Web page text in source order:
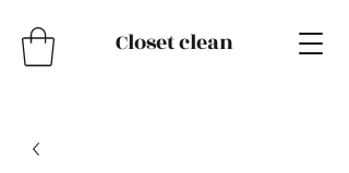
Closet clean